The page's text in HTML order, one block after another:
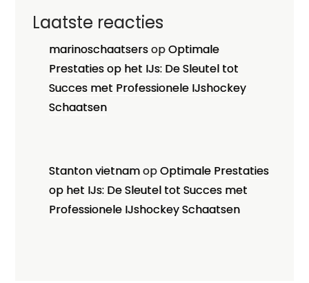
Laatste reacties
marinoschaatsersopOptimale
Prestaties op het IJs: De Sleutel tot
Succes met Professionele IJshockey
Schaatsen
Stanton vietnamopOptimale Prestaties
op het IJs: De Sleutel tot Succes met
Professionele IJshockey Schaatsen